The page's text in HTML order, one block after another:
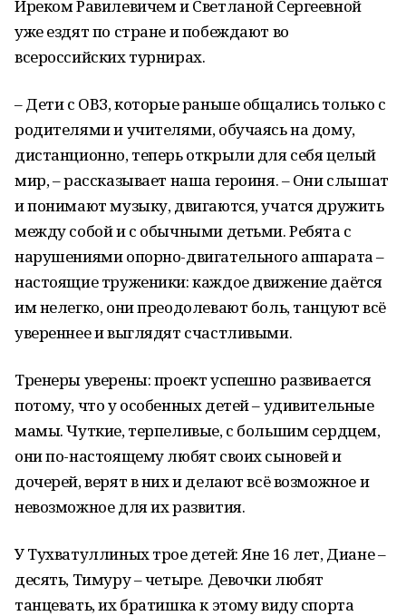
Иреком Равилевичем и Светланой Сергеевной
уже ездят по стране и побеждают во
всероссийских турнирах.
– Дети с ОВЗ, которые раньше общались только с
родителями и учителями, обучаясь на дому,
дистанционно, теперь открыли для себя целый
мир, – рассказывает наша героиня. – Они слышат
и понимают музыку, двигаются, учатся дружить
между собой и с обычными детьми. Ребята с
нарушениями опорно-двигательного аппарата –
настоящие труженики: каждое движение даётся
им нелегко, они преодолевают боль, танцуют всё
увереннее и выглядят счастливыми.
Тренеры уверены: проект успешно развивается
потому, что у особенных детей – удивительные
мамы. Чуткие, терпеливые, с большим сердцем,
они по-настоящему любят своих сыновей и
дочерей, верят в них и делают всё возможное и
невозможное для их развития.
У Тухватуллиных трое детей: Яне 16 лет, Диане –
десять, Тимуру – четыре. Девочки любят
танцевать, их братишка к этому виду спорта